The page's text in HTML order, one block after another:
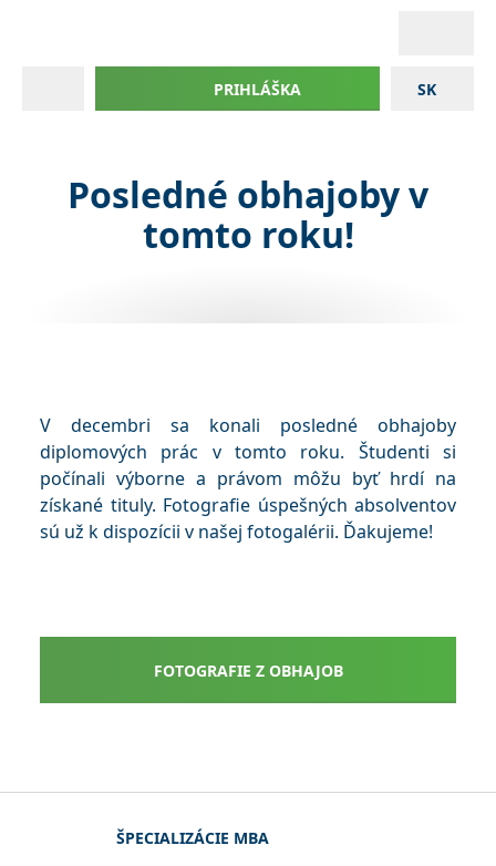
SK
PRIHLÁŠKA
Posledné obhajoby v
tomto roku!
V decembri sa konali posledné obhajoby
diplomových prác v tomto roku. Študenti si
počínali výborne a právom môžu byť hrdí na
získané tituly. Fotografie úspešných absolventov
sú už k dispozícii v našej fotogalérii. Ďakujeme!
FOTOGRAFIE Z OBHAJOB
ŠPECIALIZÁCIE MBA